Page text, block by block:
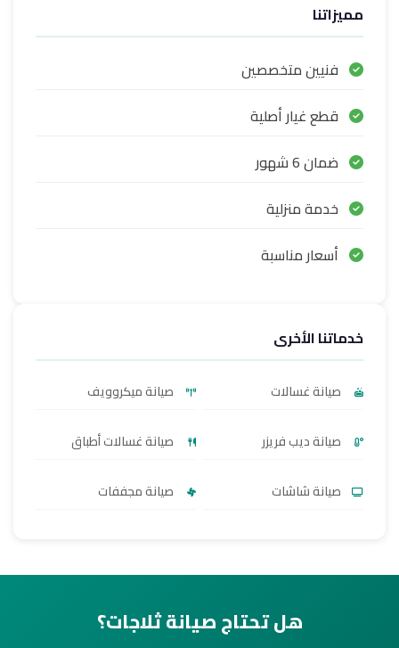
مميزاتنا
فنيين متخصصين
قطع غيار أصلية
ضمان 6 شهور
خدمة منزلية
أسعار مناسبة
خدماتنا الأخرى
صيانة غسالات صيانة ميكروويف
صيانة ديب فريزر صيانة غسالات أطباق
صيانة شاشات صيانة مجففات
هل تحتاج صيانة ثلاجات؟